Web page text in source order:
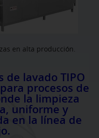
en alta producción.
de lavado TIPO
procesos de
la limpieza
uniforme y
en la línea de